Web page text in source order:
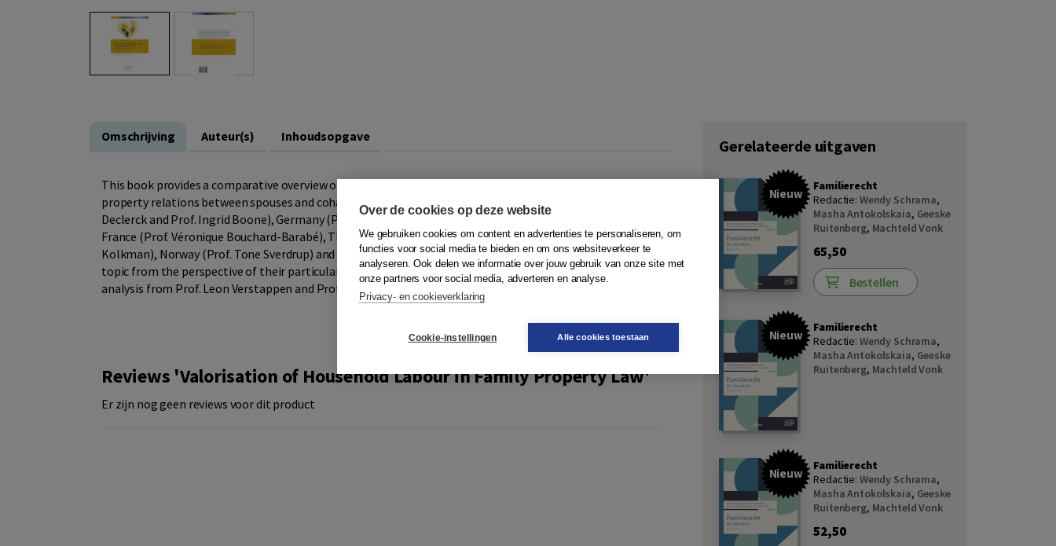
Omschrijving Auteur(s) Inhoudsopgave
This book provides a comparative overview of the valorisation and compensation of household labour in
property relations between spouses and cohabitants. Academic experts from Belgium (Prof. Charlotte
Declerck and Prof. Ingrid Boone), Germany (Prof. Katharina Lugani), England & Wales (Prof. Anne Barlow),
France (Prof. Véronique Bouchard-Barabé), The Netherlands (Prof. Leon Verstappen and Prof. Wilbert
Kolkman), Norway (Prof. Tone Sverdrup) and Spain & Catalonia (Prof. Josep Ferrer-Riba) examine the
topic from the perspective of their particular legal systems. The book concludes with a comparative
analysis from Prof. Leon Verstappen and Prof. Charlotte Declerck.
Reviews 'Valorisation of Household Labour in Family Property Law'
Er zijn nog geen reviews voor dit product
Gerelateerde uitgaven
Nieuw
Familierecht
Redactie: Wendy Schrama,
Masha Antokolskaia, Geeske
Ruitenberg, Machteld Vonk
65,50
Bestellen
Nieuw
Familierecht
Redactie: Wendy Schrama,
Masha Antokolskaia, Geeske
Ruitenberg, Machteld Vonk
Nieuw
Familierecht
Redactie: Wendy Schrama,
Masha Antokolskaia, Geeske
Ruitenberg, Machteld Vonk
52,50
Over de cookies op deze website
We gebruiken cookies om content en advertenties te personaliseren, om
functies voor social media te bieden en om ons websiteverkeer te
analyseren. Ook delen we informatie over jouw gebruik van onze site met
onze partners voor social media, adverteren en analyse.
Privacy- en cookieverklaring
Cookie-instellingen Alle cookies toestaan